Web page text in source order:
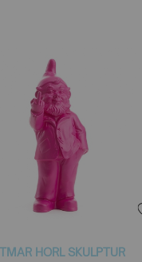
HORL SKULPTUR